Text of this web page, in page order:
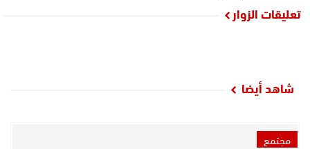
تعليقات الزوار
شاهد أيضا
مجتمع